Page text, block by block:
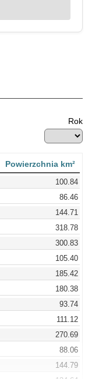
Rok
Powierzchnia km²
100.84
86.46
144.71
318.78
300.83
105.40
185.42
180.38
93.74
111.12
270.69
88.06
144.79